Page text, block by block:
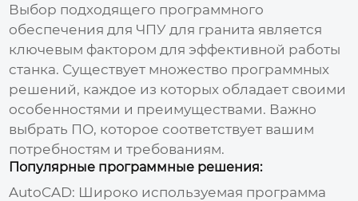
Выбор подходящего программного
обеспечения для ЧПУ для гранита является
ключевым фактором для эффективной работы
станка. Существует множество программных
решений, каждое из которых обладает своими
особенностями и преимуществами. Важно
выбрать ПО, которое соответствует вашим
потребностям и требованиям.
Популярные программные решения:
AutoCAD: Широко используемая программа